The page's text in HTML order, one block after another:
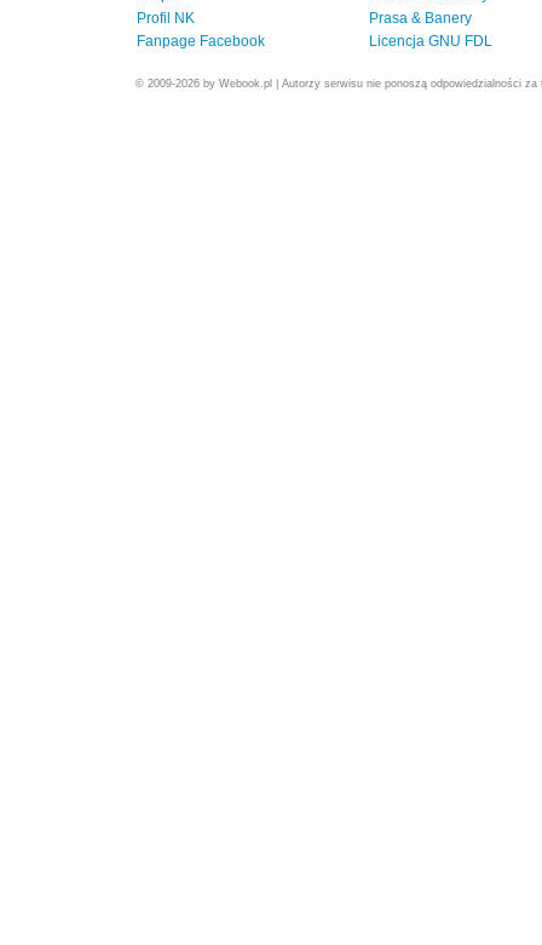
Profil NK
Fanpage Facebook
Prasa & Banery
Licencja GNU FDL
© 2009-2026 by Webook.pl | Autorzy serwisu nie ponoszą odpowiedzialności